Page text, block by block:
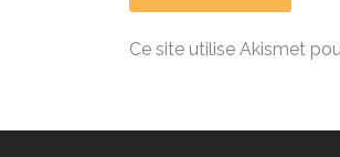
Ce site utilise Akismet